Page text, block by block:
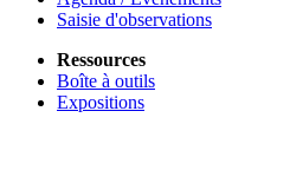
Saisie d'observations
Ressources
Boîte à outils
Expositions